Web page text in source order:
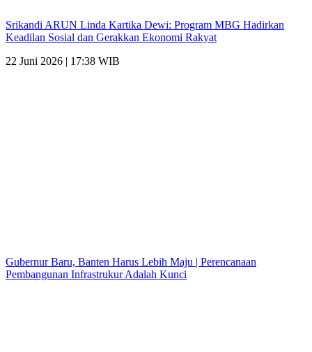
Srikandi ARUN Linda Kartika Dewi: Program MBG Hadirkan
Keadilan Sosial dan Gerakkan Ekonomi Rakyat
22 Juni 2026 | 17:38 WIB
Gubernur Baru, Banten Harus Lebih Maju | Perencanaan
Pembangunan Infrastrukur Adalah Kunci